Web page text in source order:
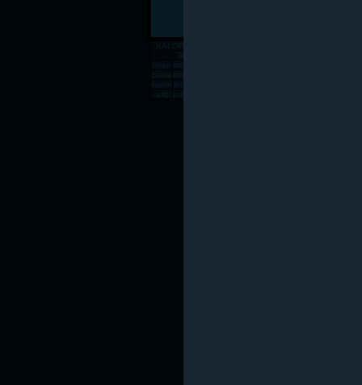
Pékáru,
Az oldal csak saját